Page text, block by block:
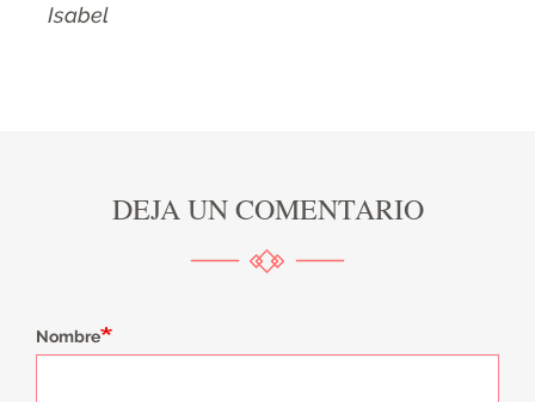
Isabel
DEJA UN COMENTARIO
Nombre